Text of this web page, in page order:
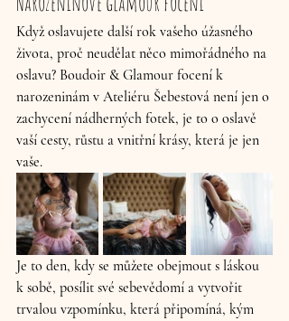
Když oslavujete další rok vašeho úžasného
života, proč neudělat něco mimořádného na
oslavu? Boudoir & Glamour focení k
narozeninám v Ateliéru Šebestová není jen o
zachycení nádherných fotek, je to o oslavě
vaší cesty, růstu a vnitřní krásy, která je jen
vaše.
Je to den, kdy se můžete obejmout s láskou
k sobě, posílit své sebevědomí a vytvořit
trvalou vzpomínku, která připomíná, kým